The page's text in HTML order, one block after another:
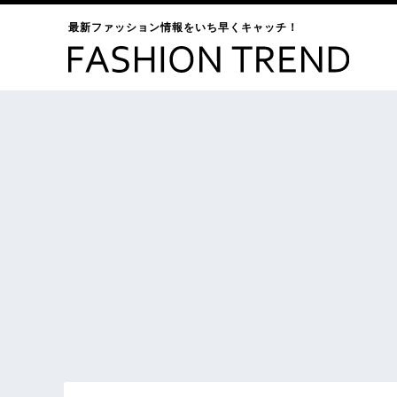
最新ファッション情報をいち早くキャッチ！